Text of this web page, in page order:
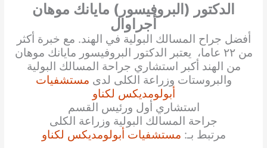
الدكتور (البروفيسور) مايانك موهان
أجراوال
أفضل جراح المسالك البولية في الهند. مع خبرة أكثر
من ٢٢ عاما، يعتبر الدكتور البروفيسور مايانك موهان
من الهند أكبر استشاري جراحة المسالك البولية
والبروستات وزراعة الكلى لدى مستشفيات
أبولومديكس لكناو
استشاري أول ورئيس القسم
جراحة المسالك البولية وزراعة الكلى
مرتبط بـ: مستشفيات أبولومديكس لكناو